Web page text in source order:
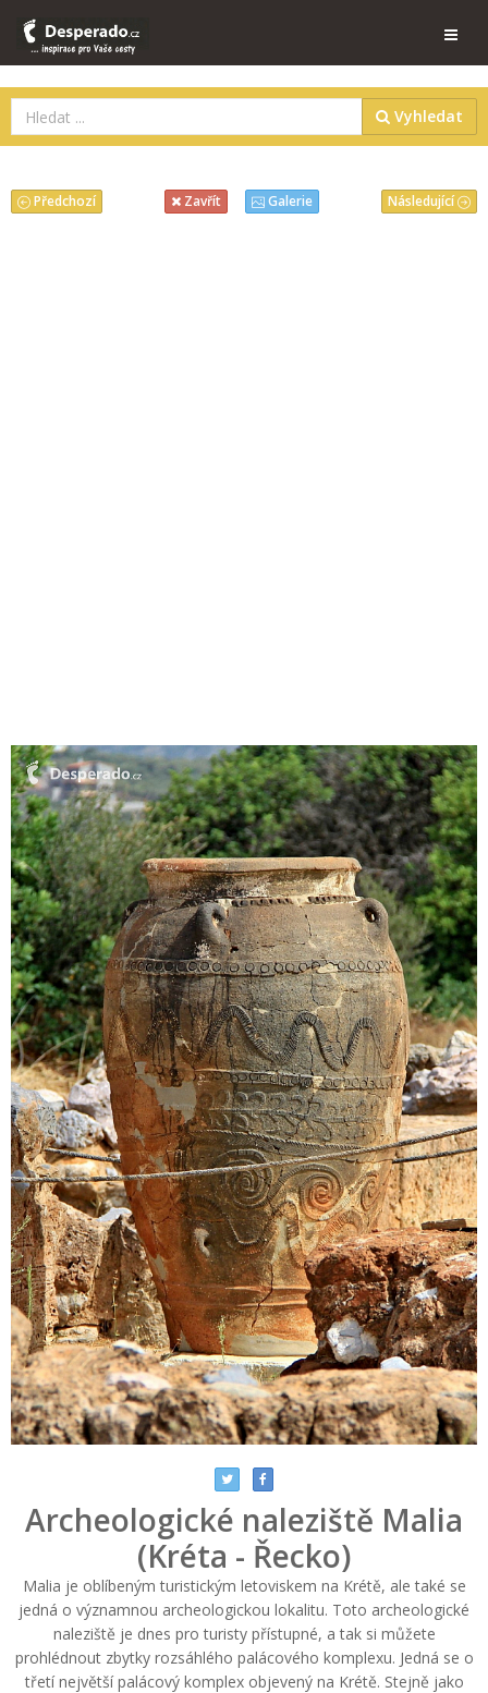
Vyhledat
Následující
Předchozí Zavřít Galerie
Archeologické naleziště Malia
(Kréta - Řecko)
Malia je oblíbeným turistickým letoviskem na Krétě, ale také se
jedná o významnou archeologickou lokalitu. Toto archeologické
naleziště je dnes pro turisty přístupné, a tak si můžete
prohlédnout zbytky rozsáhlého palácového komplexu. Jedná se o
třetí největší palácový komplex objevený na Krétě. Stejně jako